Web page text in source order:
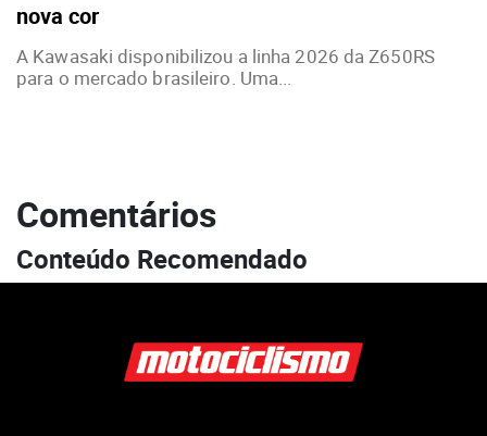
nova cor
A Kawasaki disponibilizou a linha 2026 da Z650RS
para o mercado brasileiro. Uma...
Comentários
Conteúdo Recomendado